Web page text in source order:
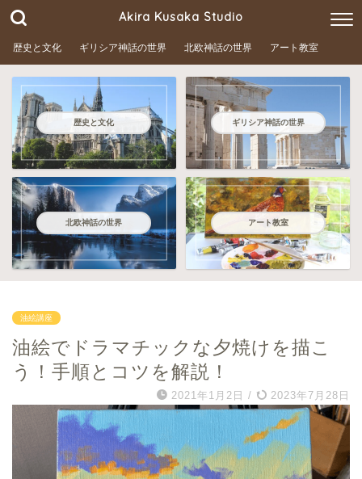
Akira Kusaka Studio
歴史と文化 ギリシア神話の世界 北欧神話の世界 アート教室
歴史と文化 ギリシア神話の世界
北欧神話の世界 アート教室
油絵講座
油絵でドラマチックな夕焼けを描こ
う！手順とコツを解説！
2021年1月2日 / 2023年7月28日